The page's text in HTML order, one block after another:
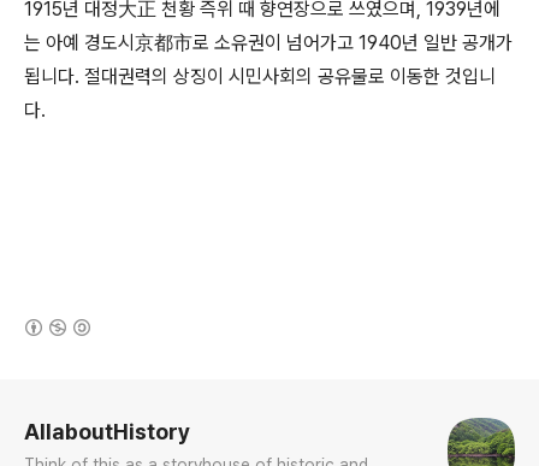
1915년 대정大正 천황 즉위 때 향연장으로 쓰였으며, 1939년에
는 아예 경도시京都市로 소유권이 넘어가고 1940년 일반 공개가
됩니다. 절대권력의 상징이 시민사회의 공유물로 이동한 것입니
다.
AllaboutHistory